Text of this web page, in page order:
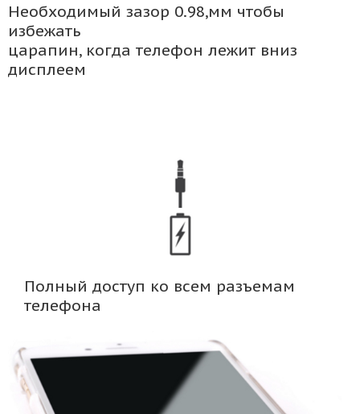
Необходимый зазор 0.98,мм чтобы
избежать
царапин, когда телефон лежит вниз
дисплеем
Полный доступ ко всем разъемам
телефона